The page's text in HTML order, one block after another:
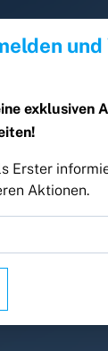
exklusiven
Erster
Aktionen.